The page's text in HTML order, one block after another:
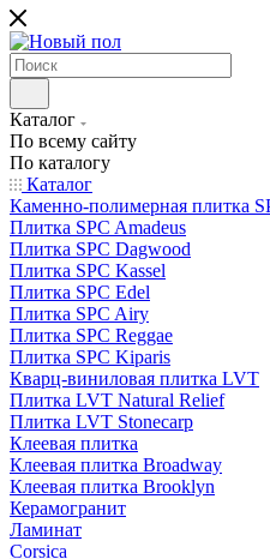
Каталог
По всему сайту
По каталогу
Каталог
Каменно-полимерная плитка
Плитка SPC Amadeus
Плитка SPC Dagwood
Плитка SPC Kassel
Плитка SPC Edel
Плитка SPC Airy
Плитка SPC Reggae
Плитка SPC Kiparis
Кварц-виниловая плитка LVT
Плитка LVT Natural Relief
Плитка LVT Stonecarp
Клеевая плитка
Клеевая плитка Broadway
Клеевая плитка Brooklyn
Керамогранит
Ламинат
Corsica